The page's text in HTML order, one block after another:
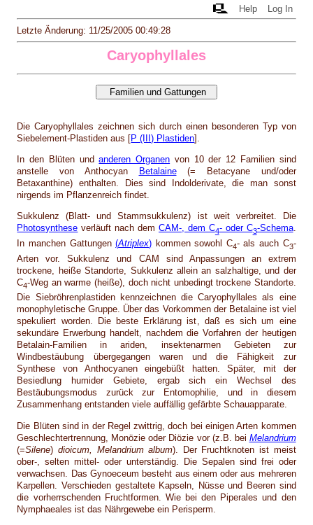
Help Log In
Letzte Änderung: 11/25/2005 00:49:28
Caryophyllales
Die Caryophyllales zeichnen sich durch einen besonderen Typ von
Siebelement-Plastiden aus [P (III) Plastiden].
In den Blüten undanderen Organen von 10 der 12 Familien sind
anstelle von Anthocyan
Betalaine(= Betacyane und/oder
Betaxanthine) enthalten. Dies sind Indolderivate, die man sonst
nirgends im Pflanzenreich findet.
Sukkulenz (Blatt- und Stammsukkulenz) ist weit verbreitet. Die
Photosynthese verläuft nach dem CAM-, dem C4- oder C3-Schema.
In manchen Gattungen(Atriplex) kommen sowohl C4- als auch C3-
Arten vor. Sukkulenz und CAM sind Anpassungen an extrem
trockene, heiße Standorte, Sukkulenz allein an salzhaltige, und der
C4-Weg an warme (heiße), doch nicht unbedingt trockene Standorte.
Die Siebröhrenplastiden kennzeichnen die Caryophyllales als eine
monophyletische Gruppe. Über das Vorkommen der Betalaine ist viel
spekuliert worden. Die beste Erklärung ist, daß es sich um eine
sekundäre Erwerbung handelt, nachdem die Vorfahren der heutigen
Betalain-Familien in ariden, insektenarmen Gebieten zur
Windbestäubung übergegangen waren und die Fähigkeit zur
Synthese von Anthocyanen eingebüßt hatten. Später, mit der
Besiedlung humider Gebiete, ergab sich ein Wechsel des
Bestäubungsmodus zurück zur Entomophilie, und in diesem
Zusammenhang entstanden viele auffällig gefärbte Schauapparate.
Die Blüten sind in der Regel zwittrig, doch bei einigen Arten kommen
Geschlechtertrennung, Monözie oder Diözie vor (z.B. bei Melandrium
(=Silene)dioicum, Melandrium album). Der Fruchtknoten ist meist
ober-, selten mittel- oder unterständig. Die Sepalen sind frei oder
verwachsen. Das Gynoeceum besteht aus einem oder aus mehreren
Karpellen. Verschieden gestaltete Kapseln, Nüsse und Beeren sind
die vorherrschenden Fruchtformen. Wie bei den Piperales und den
Nymphaeales ist das Nährgewebe ein Perisperm.